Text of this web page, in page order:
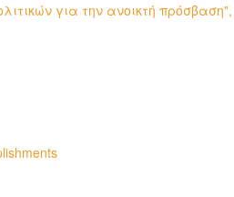
για την ανοικτή πρόσβαση",